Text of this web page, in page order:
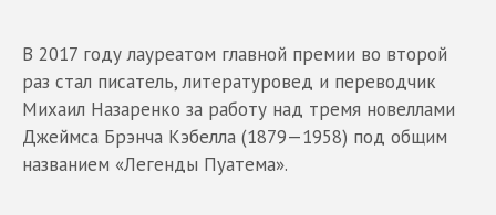
В 2017 году лауреатом главной премии во второй
раз стал писатель, литературовед и переводчик
Михаил Назаренко за работу над тремя новеллами
Джеймса Брэнча Кэбелла (1879—1958) под общим
названием «Легенды Пуатема».